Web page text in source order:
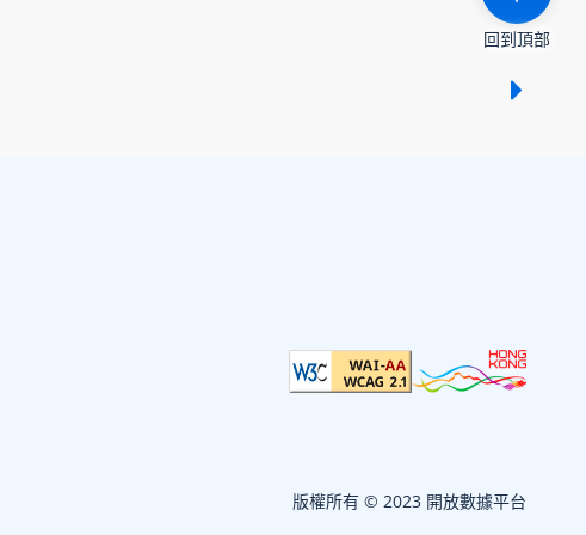
回到頂部
版權所有 © 2023 開放數據平台